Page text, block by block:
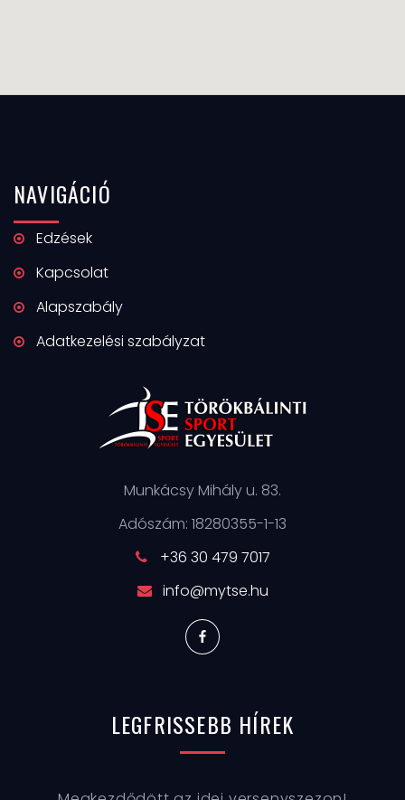
NAVIGÁCIÓ
Edzések
Kapcsolat
Alapszabály
Adatkezelési szabályzat
Munkácsy Mihály u. 83.
Adószám: 18280355-1-13
+36 30 479 7017
info@mytse.hu
LEGFRISSEBB HÍREK